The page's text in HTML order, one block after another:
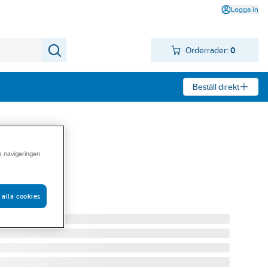
Logga in
Orderrader: 0
Beställ direkt
S1.3.1.2
navigeringen
alla cookies